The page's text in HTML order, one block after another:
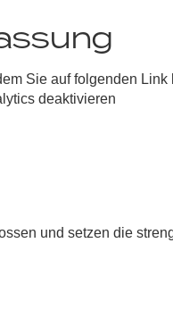
Sie auf folgenden
deaktivieren
und setzen die